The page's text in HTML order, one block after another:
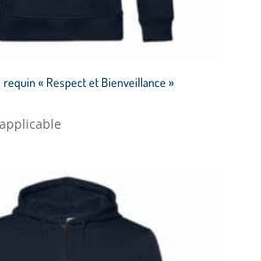
« Respect et Bienveillance »